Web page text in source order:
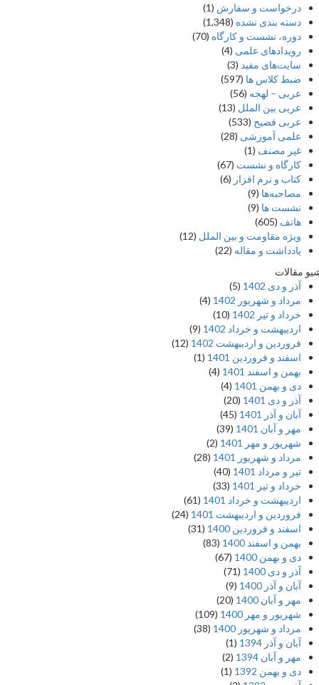
درخواست و سفارش(1)
دسته بندی نشده(1,348)
دوره، نشست و کارگاه(70)
رویدادهای علمی(4)
سایت‌های مفید(3)
ضبط کلاس ها (597)
عربی – لهجه(56)
عربی بین الملل(13)
عربی فصیح(533)
علمی آموزشی(28)
غير مصنف(1)
کارگاه و نشست(67)
کتاب و نرم افزار (6)
مصاحبه‌ها(9)
نشست ها (9)
هاتف(605)
ویژه مقاومت و بین الملل(12)
یادداشت‌ و مقاله(22)
مقالات
آذر و دی 1402
(5)
مرداد و شهریور 1402
(4)
خرداد و تیر 1402
(10)
اردیبهشت و خرداد 1402
(9)
فروردین و اردیبهشت 1402
(12)
اسفند و فروردین 1401
(1)
بهمن و اسفند 1401
(4)
دی و بهمن 1401
(4)
آذر و دی 1401
(20)
آبان و آذر 1401
(45)
مهر و آبان 1401
(39)
شهریور و مهر 1401
(2)
مرداد و شهریور 1401
(28)
تیر و مرداد 1401
(40)
خرداد و تیر 1401
(33)
اردیبهشت و خرداد 1401
(61)
فروردین و اردیبهشت 1401
(24)
اسفند و فروردین 1400
(31)
بهمن و اسفند 1400
(83)
دی و بهمن 1400
(67)
آذر و دی 1400
(71)
آبان و آذر 1400
(9)
مهر و آبان 1400
(20)
شهریور و مهر 1400
(109)
مرداد و شهریور 1400
(38)
آبان و آذر 1394
(1)
مهر و آبان 1394
(2)
دی و بهمن 1392
(1)